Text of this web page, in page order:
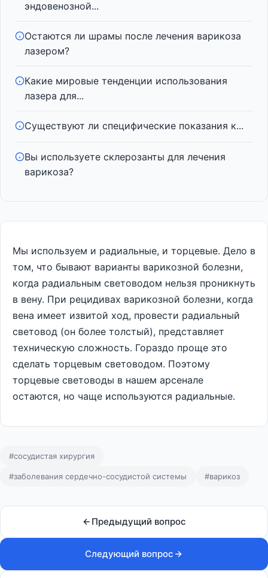
эндовенозной...
Остаются ли шрамы после лечения варикоза
лазером?
Какие мировые тенденции использования
лазера для...
Существуют ли специфические показания к...
Вы используете склерозанты для лечения
варикоза?
Мы используем и радиальные, и торцевые. Дело в
том, что бывают варианты варикозной болезни,
когда радиальным световодом нельзя проникнуть
в вену. При рецидивах варикозной болезни, когда
вена имеет извитой ход, провести радиальный
световод (он более толстый), представляет
техническую сложность. Гораздо проще это
сделать торцевым световодом. Поэтому
торцевые световоды в нашем арсенале
остаются, но чаще используются радиальные.
#сосудистая хирургия
#заболевания сердечно-сосудистой системы #варикоз
Предыдущий вопрос
Следующий вопрос